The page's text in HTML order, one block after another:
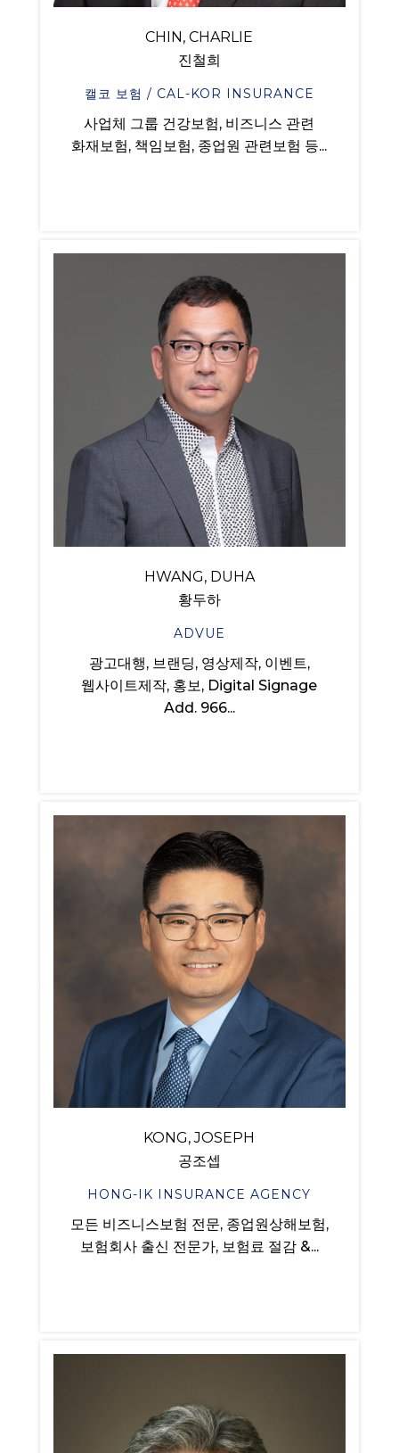
CHIN, CHARLIE
진철희
캘코 보험 / CAL-KOR INSURANCE
사업체 그룹 건강보험, 비즈니스 관련
화재보험, 책임보험, 종업원 관련보험 등...
HWANG, DUHA
황두하
ADVUE
광고대행, 브랜딩, 영상제작, 이벤트,
웹사이트제작, 홍보, Digital Signage
Add. 966...
KONG, JOSEPH
공조셉
HONG-IK INSURANCE AGENCY
모든 비즈니스보험 전문, 종업원상해보험,
보험회사 출신 전문가, 보험료 절감 &...